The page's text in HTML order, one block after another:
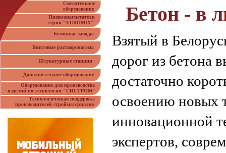
Смесительное
оборудование
Пневмонагнетатели
серии "EUROMIX"
Бетонные заводы
Винтовые растворонасосы
Штукатурные станции
Дополнительное оборудование
Оборудование для производства
изделий по технологии "СИСТРОМ"
Технологическая поддержка
производителей стройматериалов
Бетон - в
Взятый в
дорог из бетона
достаточно
освоению новых
инновационной
экспертов,